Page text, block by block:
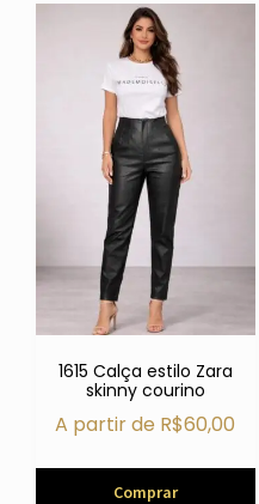
1615 Calça estilo Zara
skinny courino
A partir de R$60,00
Comprar